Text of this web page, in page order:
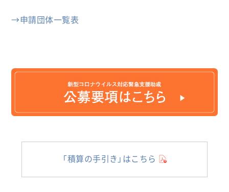
→申請団体一覧表
「積算の手引き」はこちら